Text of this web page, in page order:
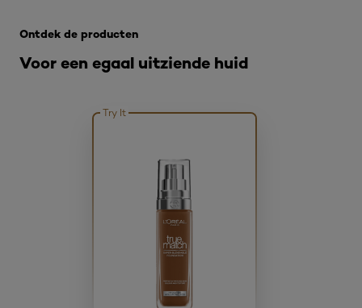
Voor een egaal uitziende huid
Ontdek de producten
Try It